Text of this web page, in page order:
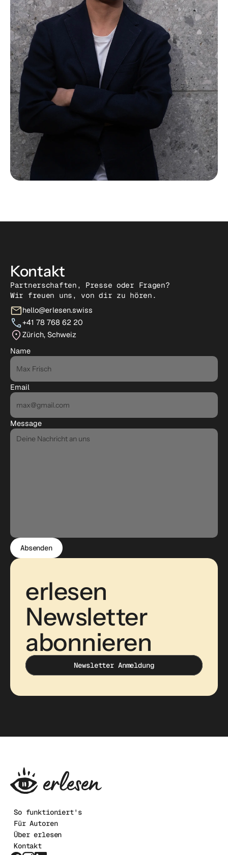
Kontakt
Partnerschaften, Presse oder Fragen?
Wir freuen uns, von dir zu hören.
hello@erlesen.swiss
+41 78 768 62 20
Zürich, Schweiz
Name
Email
Message
Absenden
erlesen
Newsletter
abonnieren
Newsletter Anmeldung
Newsletter Anmeldung
Newsletter Anmeldung
So funktioniert's
Für Autoren
Über erlesen
Kontakt